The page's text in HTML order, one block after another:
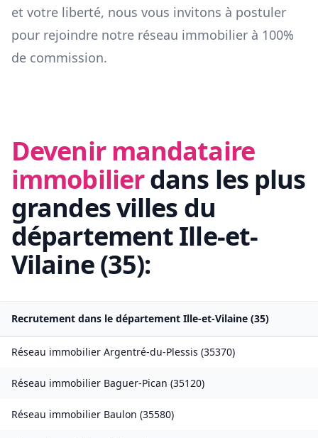
et votre liberté, nous vous invitons à postuler
pour rejoindre notre réseau immobilier à 100%
de commission.
Devenir mandataire
immobilierdans les plus
grandes villes du
départementIlle-et-
Vilaine(35):
Recrutement dans le département Ille-et-Vilaine (35)
Réseau immobilier Argentré-du-Plessis (35370)
Réseau immobilier Baguer-Pican (35120)
Réseau immobilier Baulon (35580)